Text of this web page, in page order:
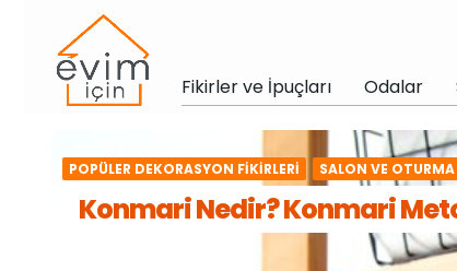
Fikirler ve İpuçları Odalar
POPÜLER DEKORASYON FIKIRLERI SALON VE
Konmari Nedir? Konmari